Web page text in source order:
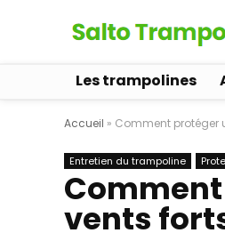
Les trampolines
Accueil » Comment protéger
Entretien du trampoline
vents